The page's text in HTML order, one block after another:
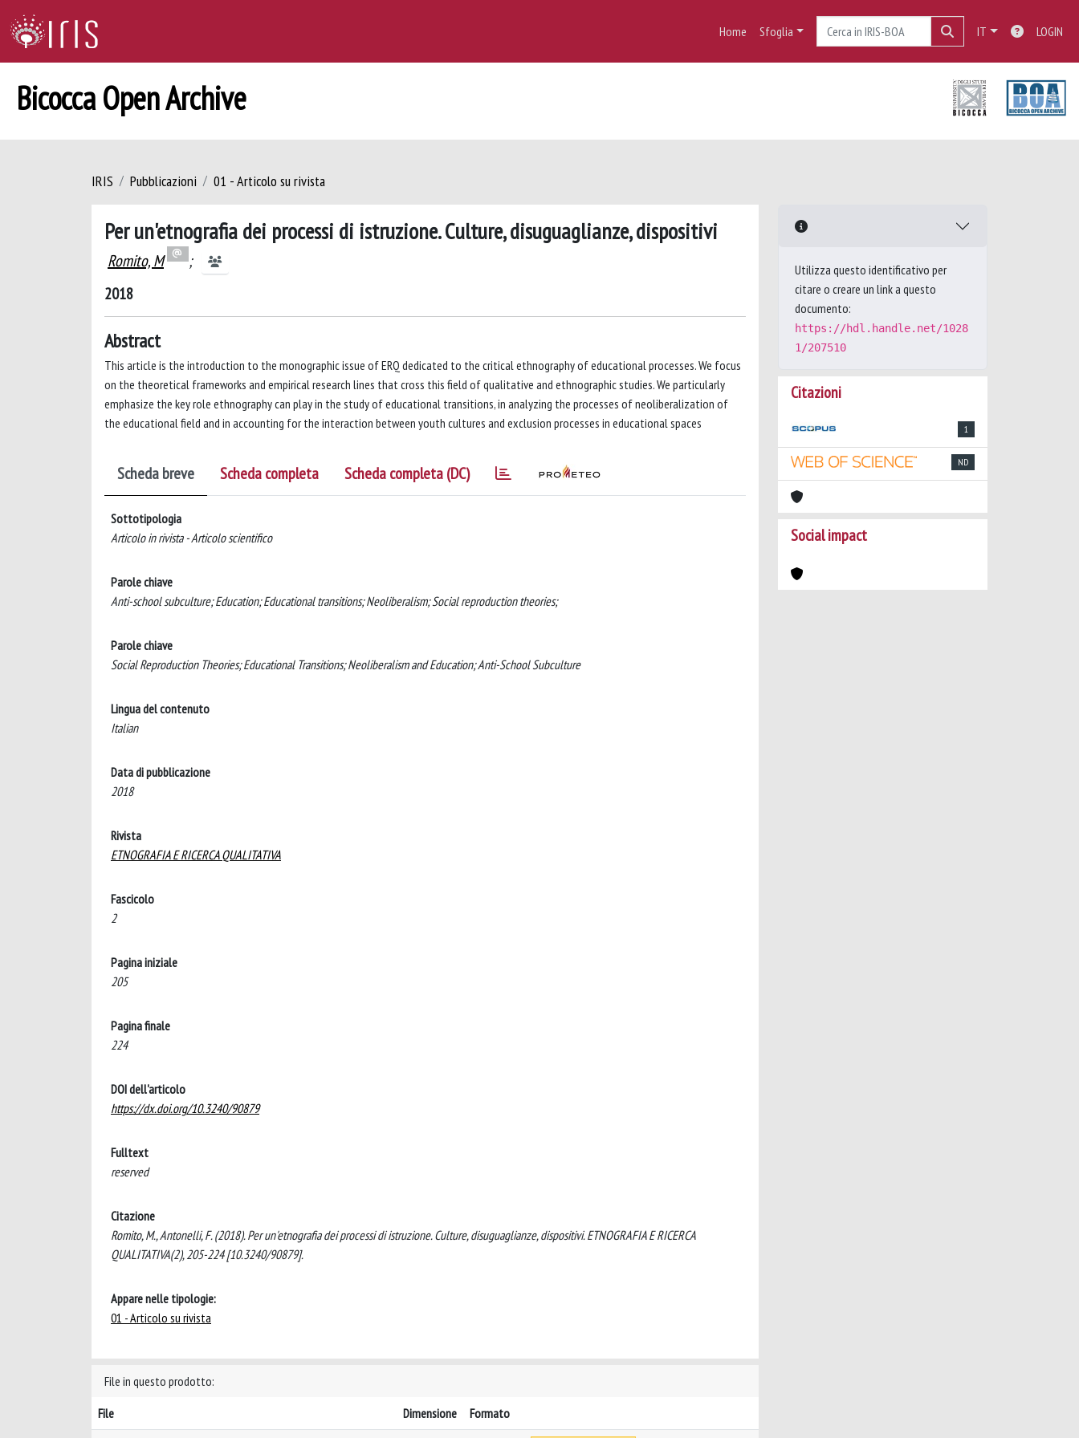
Home Sfoglia IT LOGIN
Bicocca Open Archive
IRIS Pubblicazioni 01 - Articolo su rivista
Per un'etnografia dei processi di istruzione. Culture, disuguaglianze, dispositivi
Romito, M
;
2018
Abstract
This article is the introduction to the monographic issue of ERQ dedicated to the critical ethnography of educational processes. We focus
on the theoretical frameworks and empirical research lines that cross this field of qualitative and ethnographic studies. We particularly
emphasize the key role ethnography can play in the study of educational transitions, in analyzing the processes of neoliberalization of
the educational field and in accounting for the interaction between youth cultures and exclusion processes in educational spaces
Scheda breve Scheda completa Scheda completa (DC)
Sottotipologia
Articolo in rivista - Articolo scientifico
Parole chiave
Anti-school subculture; Education; Educational transitions; Neoliberalism; Social reproduction theories;
Parole chiave
Social Reproduction Theories; Educational Transitions; Neoliberalism and Education; Anti-School Subculture
Lingua del contenuto
Italian
Data di pubblicazione
2018
Rivista
ETNOGRAFIA E RICERCA QUALITATIVA
Fascicolo
2
Pagina iniziale
205
Pagina finale
224
DOI dell'articolo
https://dx.doi.org/10.3240/90879
Fulltext
reserved
Citazione
Romito, M., Antonelli, F. (2018). Per un'etnografia dei processi di istruzione. Culture, disuguaglianze, dispositivi. ETNOGRAFIA E RICERCA
QUALITATIVA(2), 205-224 [10.3240/90879].
Appare nelle tipologie:
01 - Articolo su rivista
File in questo prodotto:
File
Dimensione Formato
Utilizza questo identificativo per
citare o creare un link a questo
documento:
https://hdl.handle.net/1028
1/207510
Citazioni
1
ND
Social impact